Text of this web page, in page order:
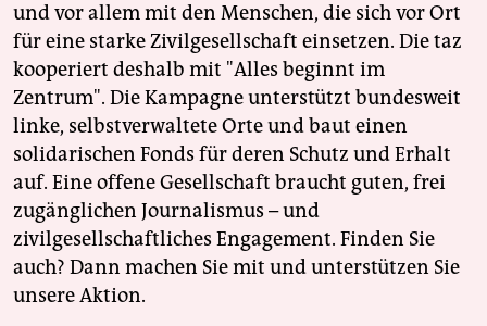
und vor allem mit den Menschen, die sich vor Ort
für eine starke Zivilgesellschaft einsetzen. Die taz
kooperiert deshalb mit "Alles beginnt im
Zentrum". Die Kampagne unterstützt bundesweit
linke, selbstverwaltete Orte und baut einen
solidarischen Fonds für deren Schutz und Erhalt
auf. Eine offene Gesellschaft braucht guten, frei
zugänglichen Journalismus – und
zivilgesellschaftliches Engagement. Finden Sie
auch? Dann machen Sie mit und unterstützen Sie
unsere Aktion.